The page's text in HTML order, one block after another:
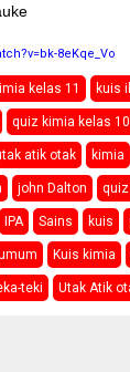
8eKqe_Vo
kelas 11 kuis
quiz kimia kelas
atik otak kimia
john Dalton
IPA Sains kuis
Kuis kimia
teki Utak Atik